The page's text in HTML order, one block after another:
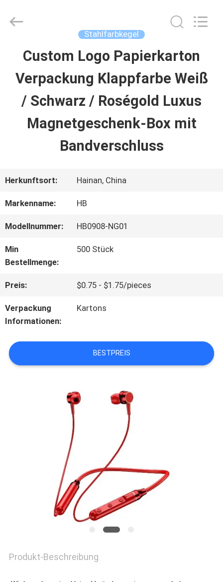
HAUSE
PRODUKTE
ÜBER
WERKSBESICHTIGUNG
QUALITÄTSKONTROLLE
NEUIGKEITEN
EIN
Ltd..
Developed
Stahlfarbkegel
Custom Logo Papierkarton
Verpackung Klappfarbe Weiß
/ Schwarz / Roségold Luxus
Magnetgeschenk-Box mit
Bandverschluss
Herkunftsort: Hainan, China
Markenname: HB
Modellnummer: HB0908-NG01
Min
Bestellmenge:
500 Stück
Preis: $0.75 - $1.75/pieces
Verpackung
Informationen:
Kartons
BESTPREIS
Produkt-Beschreibung